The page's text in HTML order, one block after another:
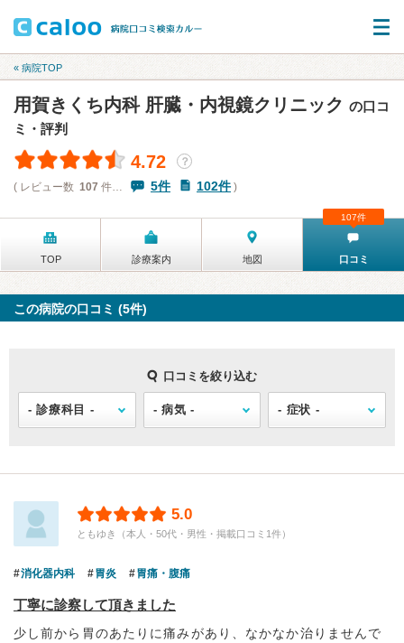
« 病院TOP
用賀きくち内科 肝臓・内視鏡クリニック の口コ
ミ・評判
4.72
？
( レビュー数 107 件… 5件 102件)
TOP 診療案内 地図 口コミ
107件
この病院の口コミ (5件)
口コミを絞り込む
5.0
ともゆき（本人・50代・男性・掲載口コミ1件）
消化器内科 胃炎 胃痛・腹痛
丁寧に診察して頂きました
少し前から胃のあたりに痛みがあり、なかなか治りませんで